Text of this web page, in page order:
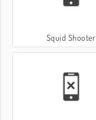
Squid Shooter